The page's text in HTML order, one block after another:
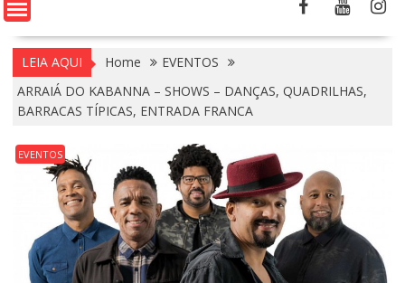
LEIA AQUI Home
EVENTOS
ARRAIÁ DO KABANNA – SHOWS – DANÇAS, QUADRILHAS,
BARRACAS TÍPICAS, ENTRADA FRANCA
EVENTOS